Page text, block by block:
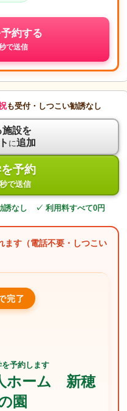
約する
で送信
も受付・しつこい勧誘なし
施設を
に追加
予約
で送信
なし ✓ 利用料すべて0円
ます（電話不要・しつこい
完了
予約します
ホーム 新穂
園